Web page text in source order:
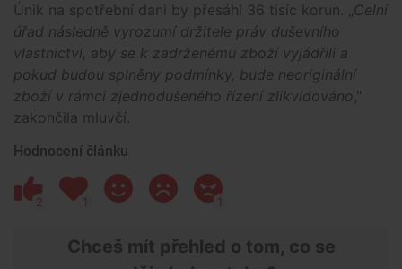
Únik na spotřební dani by přesáhl 36 tisíc korun. „Celní
úřad následně vyrozumí držitele práv duševního
vlastnictví, aby se k zadrženému zboží vyjádřili a
pokud budou splněny podmínky, bude neoriginální
zboží v rámci zjednodušeného řízení zlikvidováno ,"
zakončila mluvčí.
Hodnocení článku
2 1 1
Chceš mít přehled o tom, co se